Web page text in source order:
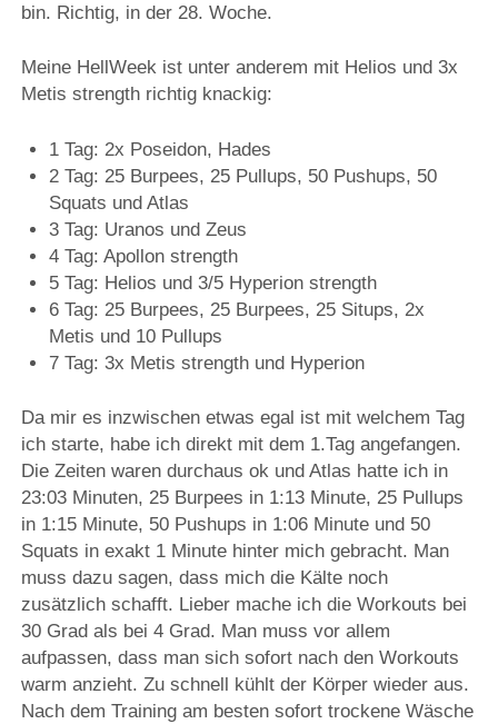
bin. Richtig, in der 28. Woche.
Meine HellWeek ist unter anderem mit Helios und 3x
Metis strength richtig knackig:
1 Tag: 2x Poseidon, Hades
2 Tag: 25 Burpees, 25 Pullups, 50 Pushups, 50
Squats und Atlas
3 Tag: Uranos und Zeus
4 Tag: Apollon strength
5 Tag: Helios und 3/5 Hyperion strength
6 Tag: 25 Burpees, 25 Burpees, 25 Situps, 2x
Metis und 10 Pullups
7 Tag: 3x Metis strength und Hyperion
Da mir es inzwischen etwas egal ist mit welchem Tag
ich starte, habe ich direkt mit dem 1.Tag angefangen.
Die Zeiten waren durchaus ok und Atlas hatte ich in
23:03 Minuten, 25 Burpees in 1:13 Minute, 25 Pullups
in 1:15 Minute, 50 Pushups in 1:06 Minute und 50
Squats in exakt 1 Minute hinter mich gebracht. Man
muss dazu sagen, dass mich die Kälte noch
zusätzlich schafft. Lieber mache ich die Workouts bei
30 Grad als bei 4 Grad. Man muss vor allem
aufpassen, dass man sich sofort nach den Workouts
warm anzieht. Zu schnell kühlt der Körper wieder aus.
Nach dem Training am besten sofort trockene Wäsche